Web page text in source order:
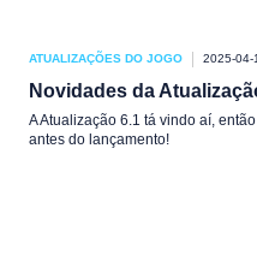
ATUALIZAÇÕES DO JOGO 2025-04-
Novidades da
A Atualização 6.1 tá vindo aí,
antes do lançamento!